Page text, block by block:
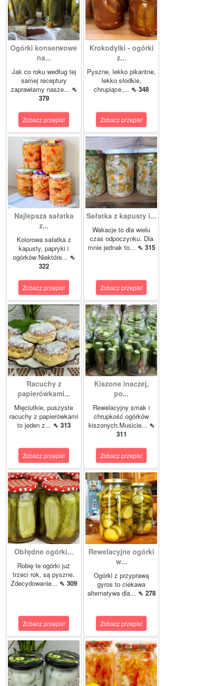
Ogórki konserwowe
na...
Jak co roku według tej
samej receptury
zaprawiamy nasze... ⇖
379
Zobacz przepis!
Krokodylki - ogórki
z...
Pyszne, lekko pikantne,
lekko słodkie,
chrupiące,... ⇖ 348
Zobacz przepis!
Najlepsza sałatka
z...
Kolorowa sałatka z
kapusty, papryki i
ogórków Niektóre... ⇖
322
Zobacz przepis!
Sałatka z kapusty i...
Wakacje to dla wielu
czas odpoczynku. Dla
mnie jednak to... ⇖ 315
Zobacz przepis!
Racuchy z
papierówkami...
Mięciutkie, puszyste
racuchy z papierówkami
to jeden z... ⇖ 313
Zobacz przepis!
Kiszone inaczej,
po...
Rewelacyjny smak i
chrupkość ogórków
kiszonych.Musicie... ⇖
311
Zobacz przepis!
Obłędne ogórki...
Robię te ogórki już
trzeci rok, są pyszne.
Zdecydowanie... ⇖ 309
Zobacz przepis!
Rewelacyjne ogórki
w...
Ogórki z przyprawą
gyros to ciekawa
alternatywa dla... ⇖ 278
Zobacz przepis!